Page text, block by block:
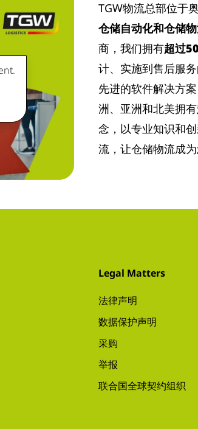
TGW物流总部位于
仓储自动化和仓储
商，我们拥有超过
计、实施到售后服
先进的软件解决方
洲、亚洲和北美拥有
念，以专业知识和
流，让仓储物流成
Legal Matters
法律声明
数据保护声明
采购
举报
联合国全球契约组织